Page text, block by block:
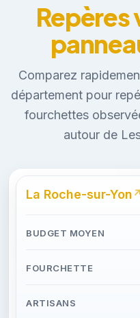
Repères
Comparez
département pour
fourchettes
autour de
La Roche-sur-Yon